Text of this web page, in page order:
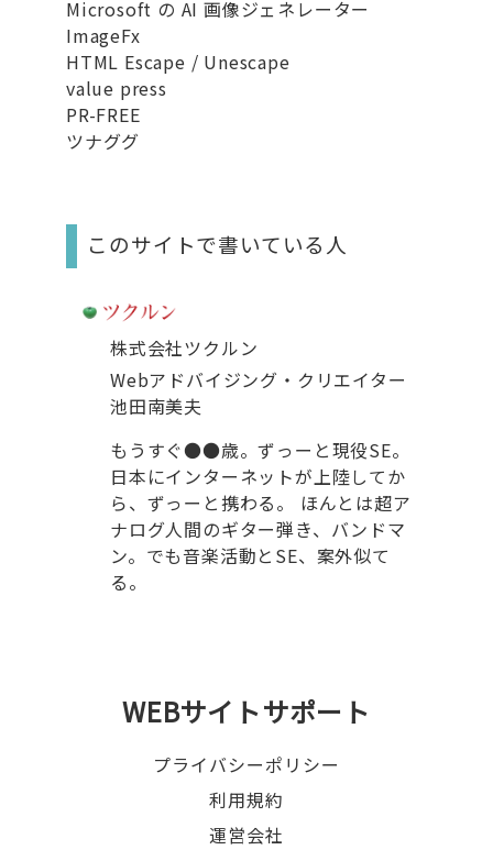
Microsoft の AI 画像ジェネレーター
ImageFx
HTML Escape / Unescape
value press
PR-FREE
ツナググ
このサイトで書いている人
株式会社ツクルン
Webアドバイジング・クリエイター
池田南美夫
もうすぐ●●歳。ずっーと現役SE。
日本にインターネットが上陸してか
ら、ずっーと携わる。 ほんとは超ア
ナログ人間のギター弾き、バンドマ
ン。でも音楽活動とSE、案外似て
る。
WEBサイトサポート
プライバシーポリシー
利用規約
運営会社